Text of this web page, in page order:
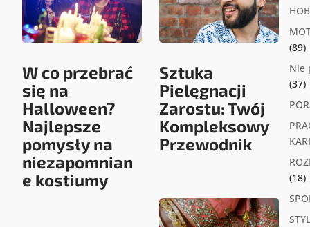
W co przebrać
się na
Halloween?
Najlepsze
pomysły na
niezapomnian
e kostiumy
Sztuka
Pielęgnacji
Zarostu: Twój
Kompleksowy
Przewodnik
(89)
Nie
(37)
(18)